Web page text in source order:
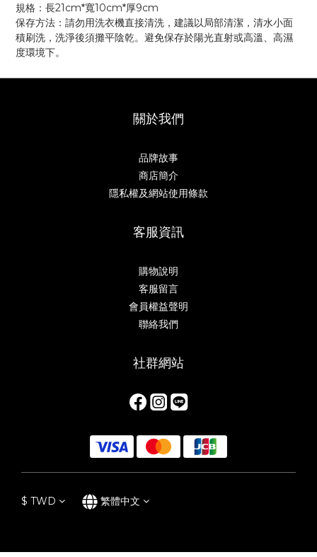
規格： 長21cm*寬10cm*厚9cm
保存方法：請勿用洗衣機直接清洗，建議以局部清潔，清水小面
積刷洗，洗淨後須攤平陰乾。避免保存於陽光直射或高溫、高濕
度環境下。
關於我們
品牌故事
商店簡介
隱私權及網站使用條款
客服資訊
購物說明
客服留言
會員權益聲明
聯絡我們
社群網站
$ TWD 繁體中文